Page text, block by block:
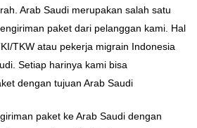
Arab Saudi merupakan salah satu
paket dari pelanggan kami. Hal
TKW atau pekerja migrain Indonesia
Setiap harinya kami bisa
dengan tujuan Arab Saudi
paket ke Arab Saudi dengan